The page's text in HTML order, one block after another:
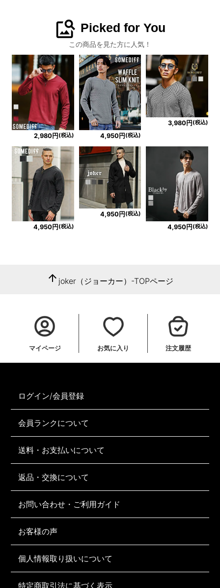
image_search Picked for You
この商品を見た方に人気！
2,980円(税込) 4,950円(税込)
3,980円 (税込)
4,950円(税込)
4,950円 (税込)
4,950円(税込)
arrow_upward joker（ジョーカー）-TOPページ
マイページ お気に入り 注文履歴
ログイン/会員登録
会員ランクについて
送料・お支払いについて
返品・交換について
お問い合わせ・ご利用ガイド
お客様の声
個人情報取り扱いについて
特定商取引法に基づく表示